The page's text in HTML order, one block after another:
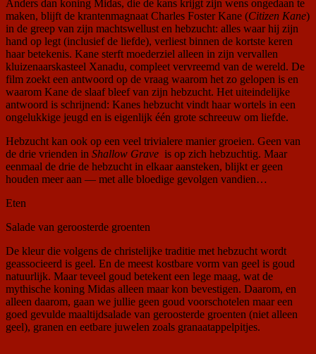
Anders dan koning Midas, die de kans krijgt zijn wens ongedaan te
maken, blijft de krantenmagnaat Charles Foster Kane (Citizen Kane)
in de greep van zijn machtswellust en hebzucht: alles waar hij zijn
hand op legt (inclusief de liefde), verliest binnen de kortste keren
haar betekenis. Kane sterft moederziel alleen in zijn vervallen
kluizenaarskasteel Xanadu, compleet vervreemd van de wereld. De
film zoekt een antwoord op de vraag waarom het zo gelopen is en
waarom Kane de slaaf bleef van zijn hebzucht. Het uiteindelijke
antwoord is schrijnend: Kanes hebzucht vindt haar wortels in een
ongelukkige jeugd en is eigenlijk één grote schreeuw om liefde.
Hebzucht kan ook op een veel trivialere manier groeien. Geen van
de drie vrienden in Shallow Grave is op zich hebzuchtig. Maar
eenmaal de drie de hebzucht in elkaar aansteken, blijkt er geen
houden meer aan — met alle bloedige gevolgen vandien…
Eten
Salade van geroosterde groenten
De kleur die volgens de christelijke traditie met hebzucht wordt
geassocieerd is geel. En de meest kostbare vorm van geel is goud
natuurlijk. Maar teveel goud betekent een lege maag, wat de
mythische koning Midas alleen maar kon bevestigen. Daarom, en
alleen daarom, gaan we jullie geen goud voorschotelen maar een
goed gevulde maaltijdsalade van geroosterde groenten (niet alleen
geel), granen en eetbare juwelen zoals granaatappelpitjes.